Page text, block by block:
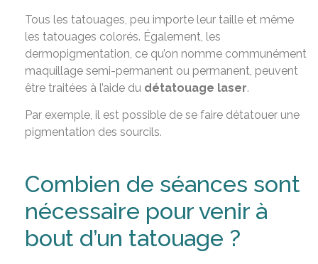
Tous les tatouages, peu importe leur taille et même
les tatouages colorés. Également, les
dermopigmentation, ce qu’on nomme communément
maquillage semi-permanent ou permanent, peuvent
être traitées à l’aide du détatouage laser.
Par exemple, il est possible de se faire détatouer une
pigmentation des sourcils.
Combien de séances sont
nécessaire pour venir à
bout d’un tatouage ?